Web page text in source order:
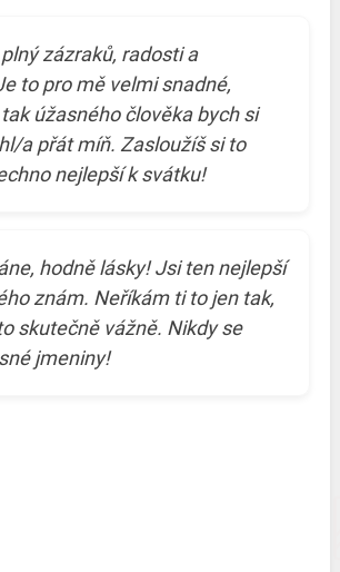
zázraků, radosti a
to pro mě velmi snadné,
úžasného člověka bych si
a přát míň. Zasloužíš si to
nejlepší k svátku!
hodně lásky! Jsi ten nejlepší
znám. Neříkám ti to jen tak,
skutečně vážně. Nikdy se
jmeniny!